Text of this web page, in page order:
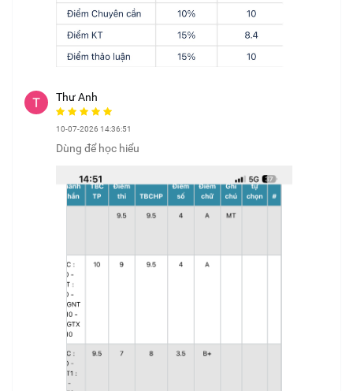
Thư Anh
10-07-2026 14:36:51
Dùng để học hiểu